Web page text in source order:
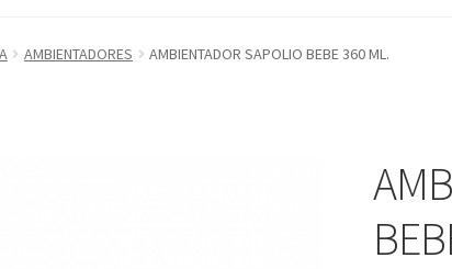
AMBIENTADORES AMBIENTADOR SAPOLIO BEBE 360 ML.